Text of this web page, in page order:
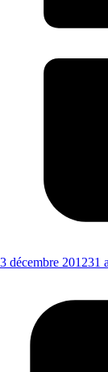
3 décembre 201231